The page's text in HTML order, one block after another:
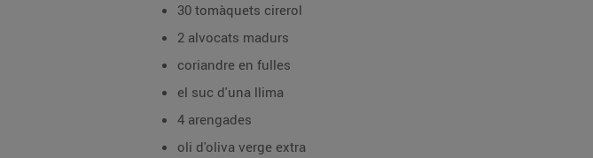
30 tomàquets cirerol
2 alvocats madurs
coriandre en fulles
el suc d'una llima
4 arengades
oli d'oliva verge extra